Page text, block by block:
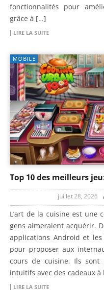
fonctionnalités pour
grâce à […]
LIRE LA SUITE
MOBILE
Top 10 des meilleurs
juillet 28, 2026
L’art de la cuisine est une
gens aimeraient acquérir.
applications Android et les
pour proposer aux
cours de cuisine. Ils sont
intuitifs avec des cadeaux
LIRE LA SUITE